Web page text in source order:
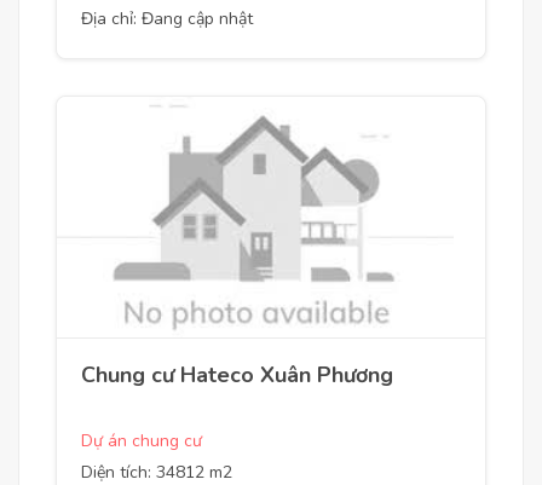
Địa chỉ: Đang cập nhật
Chung cư Hateco Xuân Phương
Dự án chung cư
Diện tích: 34812 m2